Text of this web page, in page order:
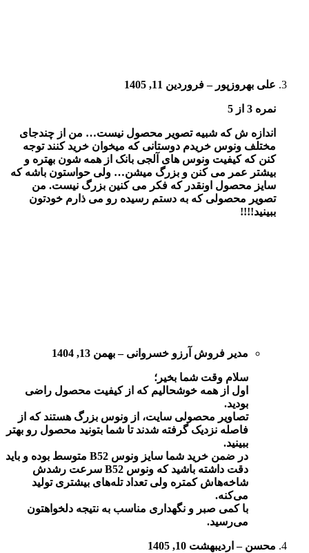
علی بهروزپور– فروردین 11, 1405
نمره 3 از 5
اندازه ش که شبیه تصویر محصول نیست… من از چندجای
مختلف ونوس خریدم دوستانی که میخوان خرید کنند توجه
کنن که کیفیت ونوس های آلجی بانک از همه شون بهتره و
بیشتر عمر می کنن و بزرگ میشن… ولی حواستون باشه که
سایز محصول اونقدر که فکر می کنین بزرگ نیست. من
تصویر محصولی که به دستم رسیده رو می ذارم خودتون
ببینید!!!!
مدیر فروش آرزو خسروانی– بهمن 13, 1404
سلام وقت شما بخیر؛
اول از همه خوشحالیم که از کیفیت محصول راضی
بودید.
تصاویر محصولی سایت، از ونوس بزرگ هستند که از
فاصله نزدیک گرفته شدند تا شما بتونید محصول رو بهتر
ببینید.
در ضمن خرید شما سایز ونوس B52 متوسط بوده و باید
دقت داشته باشید که ونوس B52 سرعت رشدش
شاخه‌هاش کمتره ولی تعداد تله‌های بیشتری تولید
می‌کنه.
با کمی صبر و نگهداری مناسب به نتیجه دلخواهتون
می‌رسید.
محسن– اردیبهشت 10, 1405